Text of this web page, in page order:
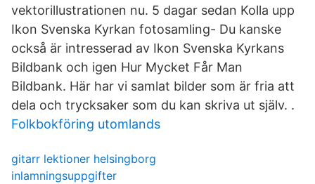
vektorillustrationen nu. 5 dagar sedan Kolla upp
Ikon Svenska Kyrkan fotosamling- Du kanske
också är intresserad av Ikon Svenska Kyrkans
Bildbank och igen Hur Mycket Får Man
Bildbank. Här har vi samlat bilder som är fria att
dela och trycksaker som du kan skriva ut själv. .
Folkbokföring utomlands
gitarr lektioner helsingborg
inlamningsuppgifter